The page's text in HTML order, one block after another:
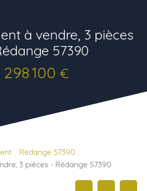
à vendre, 3 pièces
57390
298 100 €
Rédange 57390
3 pièces - Rédange 57390